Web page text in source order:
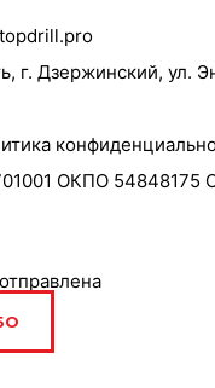
г. Дзержинский, ул.
ОКПО 54848175